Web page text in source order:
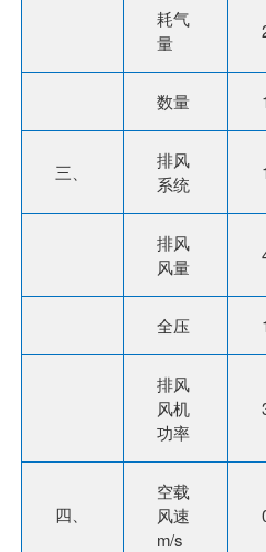
耗气
量
数量
三、
排风
系统
排风
风量
全压
排风
风机
功率
四、
空载
风速
m/s